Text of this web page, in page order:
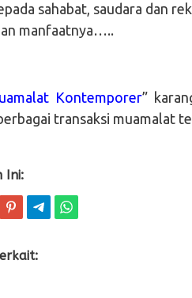
sahabat, saudara dan
manfaatnya…..
Kontemporer”
transaksi muamalat
Ini: